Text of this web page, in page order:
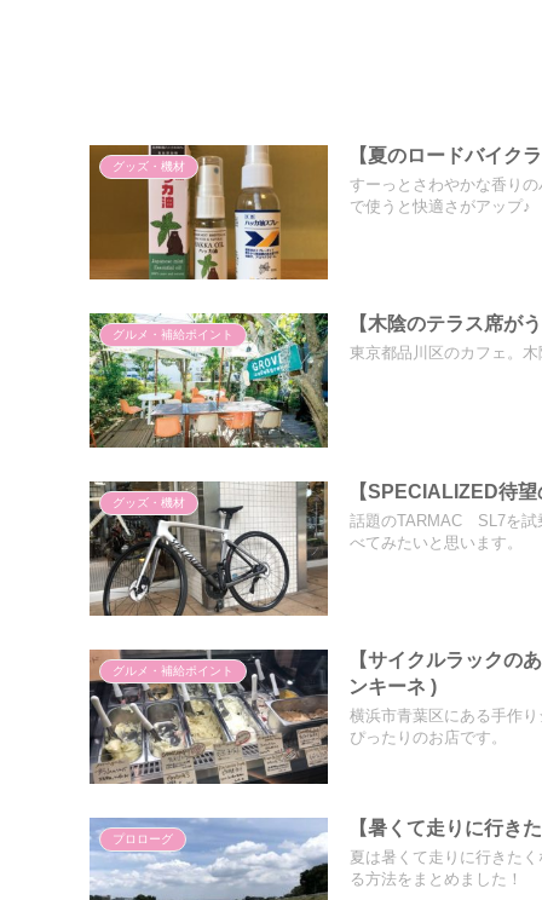
グッズ・機材
【夏のロードバイク
すーっとさわやかな香り
で使うと快適さがアップ♪
グルメ・補給ポイント
【木陰のテラス席が
東京都品川区のカフェ。
グッズ・機材
【SPECIALIZED待
話題のTARMAC SL7を試
べてみたいと思います。
グルメ・補給ポイント
【サイクルラックの
ンキーネ )
横浜市青葉区にある手作
ぴったりのお店です。
プロローグ
【暑くて走りに行き
夏は暑くて走りに行きた
る方法をまとめました！